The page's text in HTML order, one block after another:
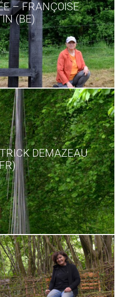
– FRANÇOISE
(BE)
DEMAZEAU